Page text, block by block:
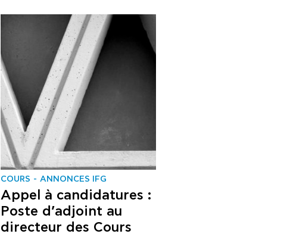
COURS ANNONCES IFG
Appel à candidatures :
Poste d’adjoint au
directeur des Cours